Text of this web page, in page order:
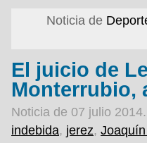
Noticia de
El juicio de
Monterrubio,
Noticia de 07 julio 2014.
indebida, jerez,